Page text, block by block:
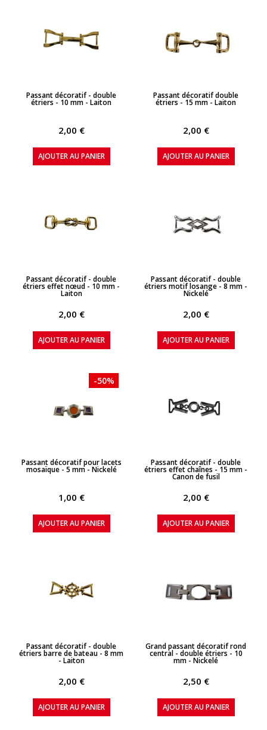
APERÇU RAPIDE
Passant décoratif - double
étriers - 10 mm - Laiton
2,00 €
AJOUTER AU PANIER
APERÇU RAPIDE
Passant décoratif double
étriers - 15 mm - Laiton
2,00 €
AJOUTER AU PANIER
APERÇU RAPIDE
Passant décoratif - double
étriers effet nœud - 10 mm -
Laiton
2,00 €
AJOUTER AU PANIER
APERÇU RAPIDE
Passant décoratif - double
étriers motif losange - 8 mm -
Nickelé
2,00 €
AJOUTER AU PANIER
APERÇU RAPIDE
-50%
Passant décoratif pour lacets
mosaïque - 5 mm - Nickelé
1,00 €
AJOUTER AU PANIER
APERÇU RAPIDE
Passant décoratif - double
étriers effet chaînes - 15 mm -
Canon de fusil
2,00 €
AJOUTER AU PANIER
APERÇU RAPIDE
Passant décoratif - double
étriers barre de bateau - 8 mm
- Laiton
2,00 €
AJOUTER AU PANIER
APERÇU RAPIDE
Grand passant décoratif rond
central - double étriers - 10
mm - Nickelé
2,50 €
AJOUTER AU PANIER